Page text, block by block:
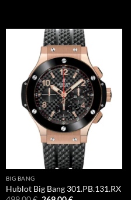
BIG BANG
Hublot Big Bang 301.PB.131.RX